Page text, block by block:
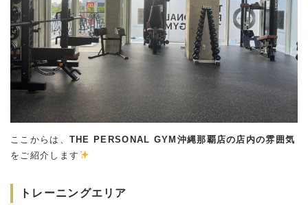
ここからは、 THE PERSONAL GYM沖縄那覇店の店内の雰囲気
をご紹介します
トレーニングエリア